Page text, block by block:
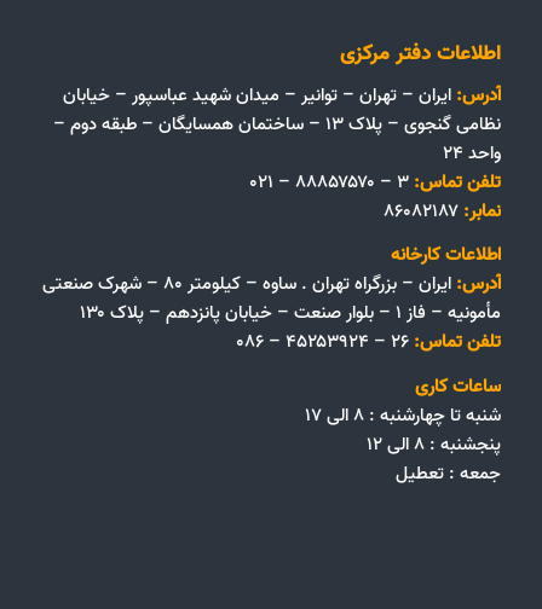
اطلاعات دفتر مرکزی
آدرس: ایران – تهران – توانیر – میدان شهید عباسپور – خیابان
نظامی گنجوی – پلاک ۱۳ – ساختمان همسایگان – طبقه دوم –
واحد ۲۴
تلفن تماس:
نمابر:
اطلاعات کارخانه
آدرس:
ایران – بزرگراه تهران . ساوه – کیلومتر ۸۰ – شهرک صنعتی
مأمونیه – فاز ۱ – بلوار صنعت – خیابان پانزدهم – پلاک ۱۳۰
تلفن تماس:
ساعات کاری
شنبه تا چهارشنبه : ۸ الی ۱۷
پنجشنبه : ۸ الی ۱۲
جمعه‌ :‌ تعطیل